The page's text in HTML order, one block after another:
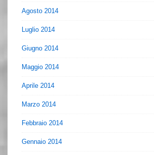
Agosto 2014
Luglio 2014
Giugno 2014
Maggio 2014
Aprile 2014
Marzo 2014
Febbraio 2014
Gennaio 2014